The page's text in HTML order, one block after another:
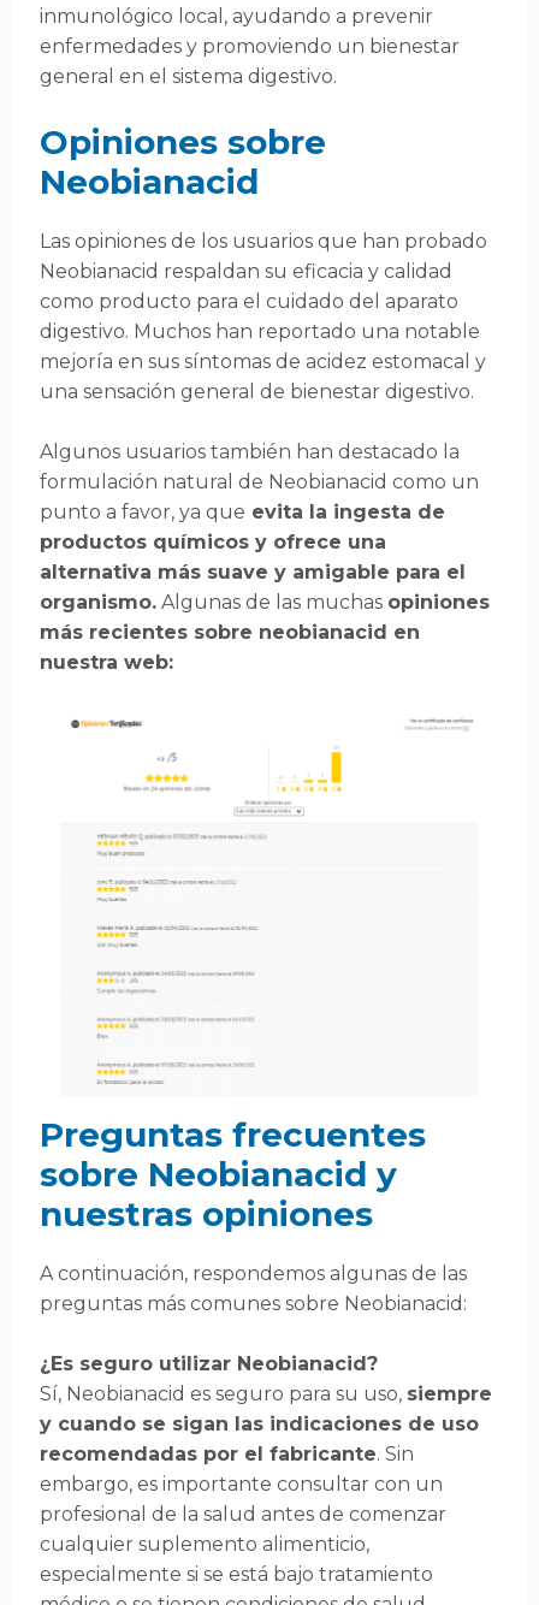
inmunológico local, ayudando a prevenir
enfermedades y promoviendo un bienestar
general en el sistema digestivo.
Opiniones sobre
Neobianacid
Las opiniones de los usuarios que han probado
Neobianacid respaldan su eficacia y calidad
como producto para el cuidado del aparato
digestivo. Muchos han reportado una notable
mejoría en sus síntomas de acidez estomacal y
una sensación general de bienestar digestivo.
Algunos usuarios también han destacado la
formulación natural de Neobianacid como un
punto a favor, ya que evita la ingesta de
productos químicos y ofrece una
alternativa más suave y amigable para el
organismo.Algunas de las muchas opiniones
más recientes sobre neobianacid en
nuestra web:
Preguntas frecuentes
sobre Neobianacid y
nuestras opiniones
A continuación, respondemos algunas de las
preguntas más comunes sobre Neobianacid:
¿Es seguro utilizar Neobianacid?
Sí, Neobianacid es seguro para su uso, siempre
y cuando se sigan las indicaciones de uso
recomendadas por el fabricante. Sin
embargo, es importante consultar con un
profesional de la salud antes de comenzar
cualquier suplemento alimenticio,
especialmente si se está bajo tratamiento